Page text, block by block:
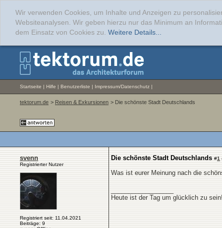
Wir verwenden Cookies, um Inhalte und Anzeigen zu
Websiteanalysen. Wir geben hierzu nur das Minimum an
dem Einsatz von Cookies zu. Weitere Details...
Startseite | Hilfe | Benutzerliste | Impressum/Datenschutz |
tektorum.de > Reisen & Exkursionen > Die schönste Stadt Deutschlands
svenn
Registrierter Nutzer
Registriert seit: 11.04.2021
Beiträge: 9
Die schönste Stadt Deutschlands #1
Was ist eurer Meinung nach die
Heute ist der Tag um glücklich zu